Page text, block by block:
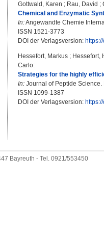
Gottwald, Karen ; Rau, David ;
Chemical and Enzymatic
In:Angewandte Chemie
ISSN 1521-3773
DOI der Verlagsversion:
Hessefort, Markus ; Hessefort,
Carlo:
Strategies for the highly
In: Journal of Peptide
ISSN 1099-1387
DOI der Verlagsversion:
Bayreuth - Tel. 0921/553450